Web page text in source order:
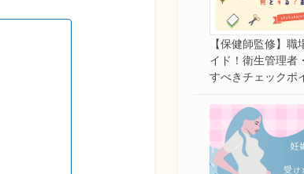
【保健師監修】
イド！衛生管理者
すべきチェックポ